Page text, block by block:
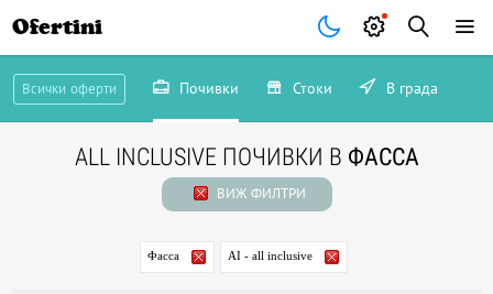
Ofertini
Всички оферти Почивки Стоки В града
ALL INCLUSIVE ПОЧИВКИ В ФАССА
ВИЖ ФИЛТРИ
Фасса AI - all inclusive